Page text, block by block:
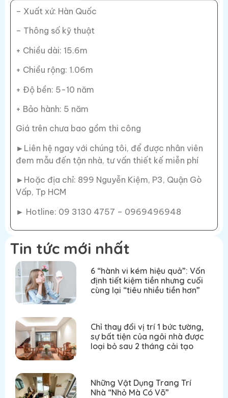
– Xuất xứ: Hàn Quốc
– Thông số kỹ thuật
+ Chiều dài: 15.6m
+ Chiều rộng: 1.06m
+ Độ bền: 5-10 năm
+ Bảo hành: 5 năm
Giá trên chưa bao gồm thi công
►Liên hệ ngay với chúng tôi, để được nhân viên
đem mẫu đến tận nhà, tư vấn thiết kế miễn phí
►Hoặc địa chỉ: 899 Nguyễn Kiệm, P3, Quận Gò
Vấp, Tp HCM
► Hotline: 09 3130 4757 – 0969496948
Tin tức mới nhất
6 “hành vi kém hiệu quả”: Vốn
định tiết kiệm tiền nhưng cuối
cùng lại “tiêu nhiều tiền hơn”
Chỉ thay đổi vị trí 1 bức tường,
sự bất tiện của ngôi nhà được
loại bỏ sau 2 tháng cải tạo
Những Vật Dụng Trang Trí
Nhà “Nhỏ Mà Có Võ”